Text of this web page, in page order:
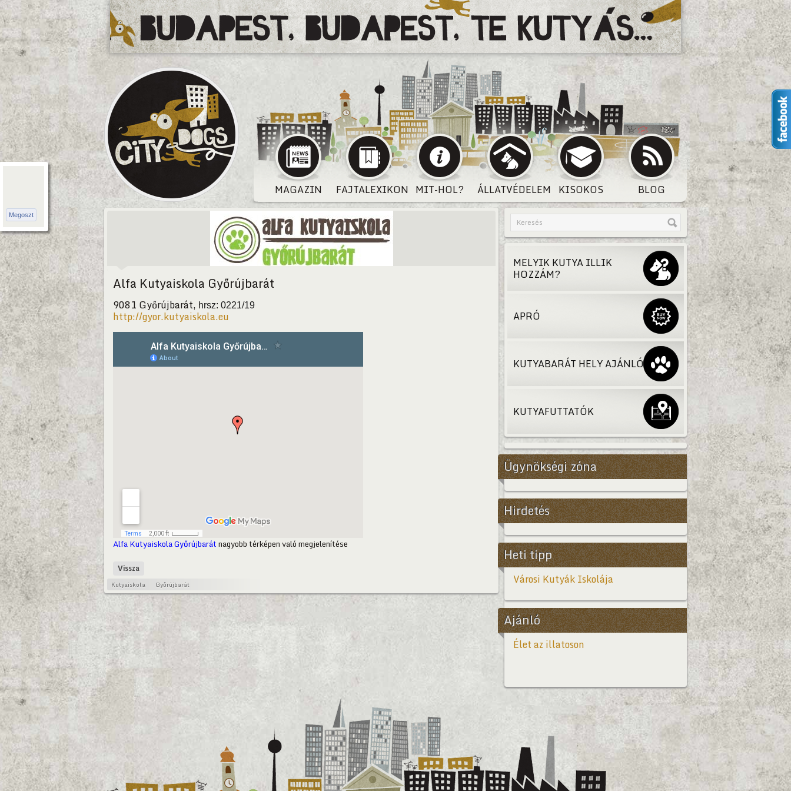
CityDogs
MAGAZIN FAJTALEXIKON MIT-HOL? ÁLLATVÉDELEM KISOKOS BLOG
Alfa Kutyaiskola Győrújbarát
9081 Győrújbarát, hrsz: 0221/19
http://gyor.kutyaiskola.eu
Alfa Kutyaiskola Győrújbarátnagyobb térképen való megjelenítése
Vissza
Kutyaiskola Győrújbarát
Megoszt
MELYIK KUTYA ILLIK
HOZZÁM?
APRÓ
KUTYABARÁT HELY AJÁNLÓ
KUTYAFUTTATÓK
Ügynökségi zóna
Hirdetés
Heti tipp
Városi Kutyák Iskolája
Ajánló
Élet az illatoson